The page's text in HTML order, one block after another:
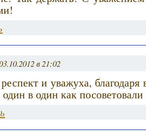
в 21:02
и уважуха, благодаря
в один как